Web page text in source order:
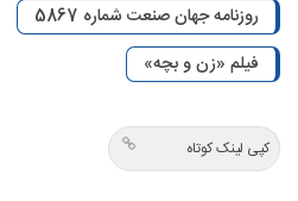
روزنامه جهان صنعت شماره 5867
فیلم «زن و بچه»
کپی لینک کوتاه